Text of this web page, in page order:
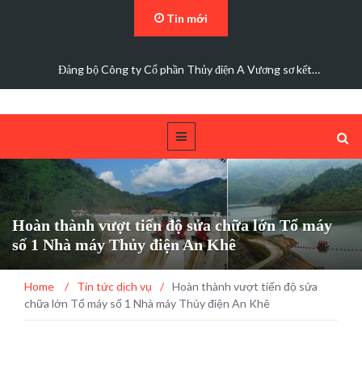
Tin mới
Đảng bộ Công ty Cổ phần Thủy điện A Vương sơ kết…
Hoàn thành vượt tiến độ sửa chữa lớn Tổ máy
số 1 Nhà máy Thủy điện An Khê
Home / Tin tức dịch vụ / Hoàn thành vượt tiến độ sửa
chữa lớn Tổ máy số 1 Nhà máy Thủy điện An Khê